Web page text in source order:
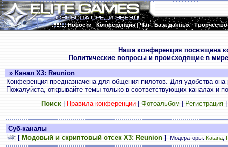
Новости|Конференция|Чат|База данных|Творчество
Наша конференция посвящена
Политические вопросы и происходящие в
» Канал X3: Reunion
Конференция предназначена для общения пилотов. Для удобства
Пожалуйста, открывайте темы только в соответствующих каналах и
Поиск| Правила конференции| Фотоальбом Регистрация
Суб-каналы
[ Модовый и скриптовый отсек X3: Reunion ] Модераторы: Katana